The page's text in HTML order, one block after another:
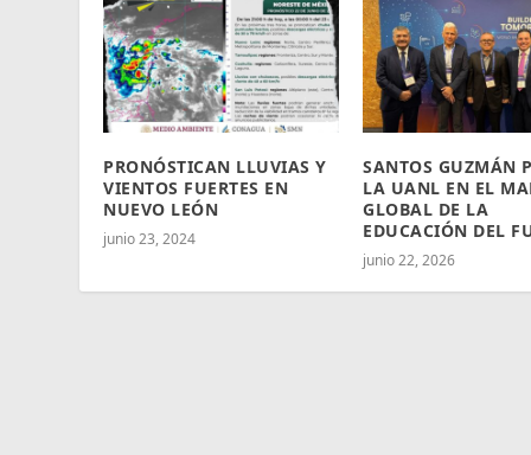
PRONÓSTICAN LLUVIAS Y
VIENTOS FUERTES EN
NUEVO LEÓN
junio 23, 2024
SANTOS GUZMÁN
LA UANL EN EL
GLOBAL DE LA
EDUCACIÓN DEL
junio 22, 2026